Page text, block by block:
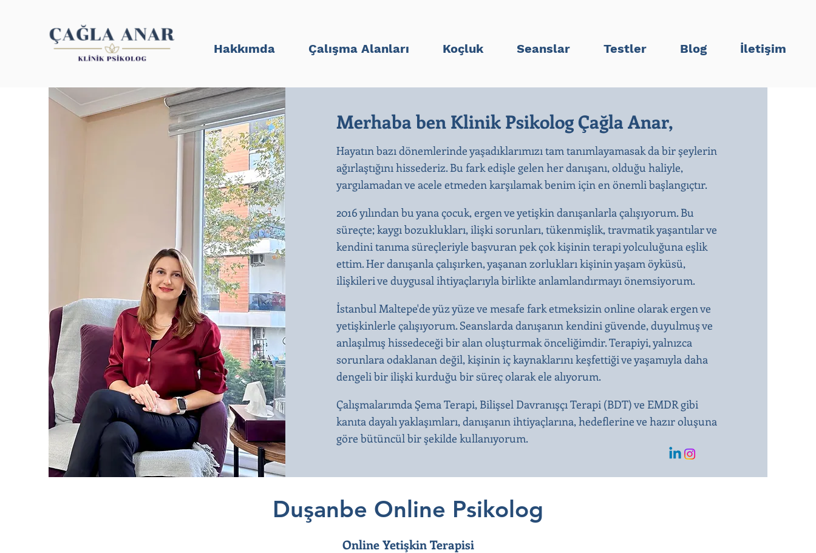
Hakkımda Çalışma Alanları Koçluk Seanslar Testler Blog İletişim
Merhaba ben Klinik Psikolog Çağla Anar,
Hayatın bazı dönemlerinde yaşadıklarımızı tam tanımlayamasak da bir şeylerin
ağırlaştığını hissederiz. Bu fark edişle gelen her danışanı, olduğu haliyle,
yargılamadan ve acele etmeden karşılamak benim için en önemli başlangıçtır.​
2016 yılından bu yana çocuk, ergen ve yetişkin danışanlarla çalışıyorum. Bu
süreçte; kaygı bozuklukları, ilişki sorunları, tükenmişlik, travmatik yaşantılar ve
kendini tanıma süreçleriyle başvuran pek çok kişinin terapi yolculuğuna eşlik
ettim. Her danışanla çalışırken, yaşanan zorlukları kişinin yaşam öyküsü,
ilişkileri ve duygusal ihtiyaçlarıyla birlikte anlamlandırmayı önemsiyorum.
İstanbul Maltepe'de yüz yüze ve mesafe fark etmeksizin online olarak ergen ve
yetişkinlerle çalışıyorum. Seanslarda danışanın kendini güvende, duyulmuş ve
anlaşılmış hissedeceği bir alan oluşturmak önceliğimdir. Terapiyi, yalnızca
sorunlara odaklanan değil, kişinin iç kaynaklarını keşfettiği ve yaşamıyla daha
dengeli bir ilişki kurduğu bir süreç olarak ele alıyorum.
Çalışmalarımda Şema Terapi, Bilişsel Davranışçı Terapi (BDT) ve EMDR gibi
kanıta dayalı yaklaşımları, danışanın ihtiyaçlarına, hedeflerine ve hazır oluşuna
göre bütüncül bir şekilde kullanıyorum.
Duşanbe Online Psikolog
Online Yetişkin Terapisi